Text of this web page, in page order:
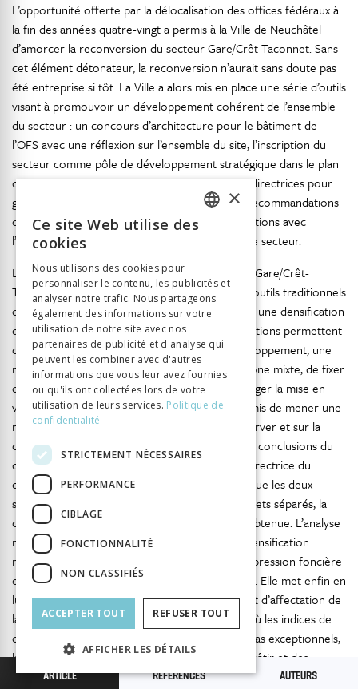
L’opportunité offerte par la délocalisation des offices fédéraux à
la fin des années quatre-vingt a permis à la Ville de Neuchâtel
d’amorcer la reconversion du secteur Gare/Crêt-Taconnet. Sans
cet élément détonateur, la reconversion n’aurait sans doute pas
été entreprise si tôt. La Ville a alors mis en place une série d’outils
visant à promouvoir un développement cohérent de l’ensemble
du secteur : un concours d’architecture pour le bâtiment de
l’OFS avec une réflexion sur l’ensemble du site, l’inscription du
secteur comme pôle de développement stratégique dans le plan
directeur révisé de 1994, la rédaction de lignes directrices pour
guider le développement du secteur selon les recommandations
du concours, la modification du plan des affectations avec
l’obligation d’établir des plans de quartier pour le secteur.
L’analyse du projet de reconversion du secteur Gare/Crêt-
Taconnet nous montre en premier lieu que les outils traditionnels
de l’urbanisme restent nécessaires pour assurer une densification
qualifiée. Le plan directeur et le plan des affectations permettent
de fixer l’orientation générale (un pôle de développement, une
nouvelle centralité), de classer les terrains en zone mixte, de fixer
des quotas de surface dédiée au logement, d’exiger la mise en
valeur des rez-de-chaussée. Le concours a permis de mener une
réflexion sur les caractéristiques du site à conserver et sur la
cohérence urbanistique à donner au projet. Les conclusions du
concours ont été reprises dans la conception directrice du
quartier et ont largement guidé le projet. Bien que les deux
secteurs – nord et sud – aient fait l’objet de projets séparés, la
cohérence recommandée par ces outils a été obtenue. L’analyse
montre également que la fixation d’indices de densification
maximale reste justifiée pour des terrains où la pression foncière
est forte et où le risque est à la surdensification. Elle met enfin en
lumière les conflits d’intérêts liés au changement d’affectation de
la zone industrielle à la zone urbaine (mixte) – où les indices de
construction sont moins élevés. En dehors d’aléas exceptionnels,
la négociation par la redistribution des droits à bâtir et des
échanges de terrain semble constituer un outil efficace pour
ARTICLE RÉFÉRENCES AUTEURS
ITALIAN
×
Ce site Web utilise des
cookies
Nous utilisons des cookies pour
personnaliser le contenu, les publicités et
analyser notre trafic. Nous partageons
également des informations sur votre
utilisation de notre site avec nos
partenaires de publicité et d'analyse qui
peuvent les combiner avec d'autres
informations que vous leur avez fournies
ou qu'ils ont collectées lors de votre
utilisation de leurs services. Politique de
confidentialité
STRICTEMENT NÉCESSAIRES
PERFORMANCE
CIBLAGE
FONCTIONNALITÉ
NON CLASSIFIÉS
ACCEPTER TOUT REFUSER TOUT
AFFICHER LES DÉTAILS